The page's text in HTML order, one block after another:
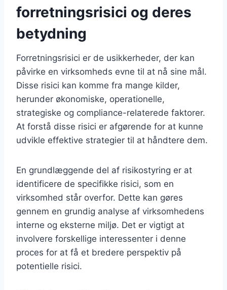
forretningsrisici og deres
betydning
Forretningsrisici er de usikkerheder, der kan
påvirke en virksomheds evne til at nå sine mål.
Disse risici kan komme fra mange kilder,
herunder økonomiske, operationelle,
strategiske og compliance-relaterede faktorer.
At forstå disse risici er afgørende for at kunne
udvikle effektive strategier til at håndtere dem.
En grundlæggende del af risikostyring er at
identificere de specifikke risici, som en
virksomhed står overfor. Dette kan gøres
gennem en grundig analyse af virksomhedens
interne og eksterne miljø. Det er vigtigt at
involvere forskellige interessenter i denne
proces for at få et bredere perspektiv på
potentielle risici.